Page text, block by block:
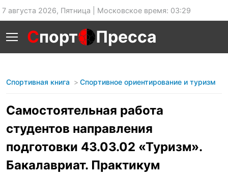
7 августа 2026, Пятница | Московское время: 03:29
Спорт Пресса
Спортивная книга Спортивное ориентирование и туризм
Самостоятельная работа
студентов направления
подготовки 43.03.02 «Туризм».
Бакалавриат. Практикум